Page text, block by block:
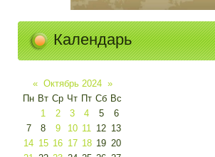
Календарь
« Октябрь 2024 »
Пн Вт Ср Чт Пт Сб Вс
1
2 3 4 5
6
7
8 9 10 11 12 13
14 15 16 17 18 19 20